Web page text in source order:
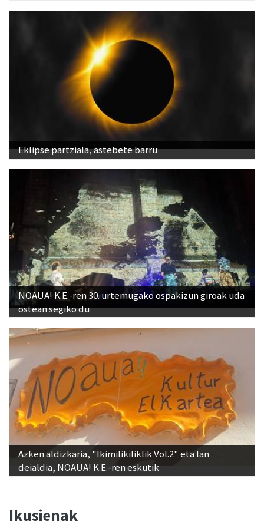
Eklipse partziala, astebete barru
NOAUA! K.E.-ren 30. urtemugako ospakizun giroak uda
ostean segiko du
Azken aldizkaria, "Ikimilikiliklik Vol.2" eta lan
deialdia, NOAUA! K.E.-ren eskutik
Ikusienak